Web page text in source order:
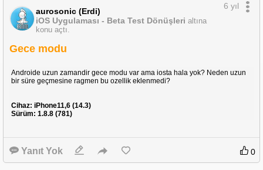
aurosonic (Erdi)
iOS Uygulaması - Beta Test Dönüşleri altına
konu açtı.
6 yıl
Gece modu
Androide uzun zamandir gece modu var ama iosta hala yok? Neden uzun
bir süre geçmesine ragmen bu ozellik eklenmedi?
Cihaz: iPhone11,6 (14.3)
Sürüm: 1.8.8 (781)
Yanıt Yok 0